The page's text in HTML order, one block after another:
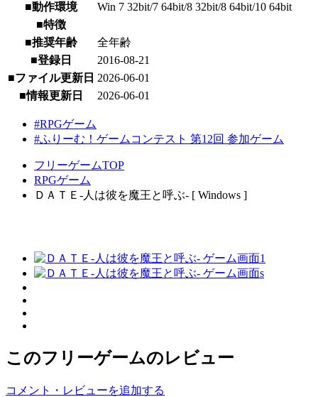
■動作環境
Win 7 32bit/7 64bit/8 32bit/8 64bit/10 64bit
■特徴
■推奨年齢
全年齢
■登録日
2016-08-21
■ファイル更新日 2026-06-01
■情報更新日
2026-06-01
#RPGゲーム
#ふりーむ！ゲームコンテスト 第12回 参加ゲーム
フリーゲームTOP
RPGゲーム
ＤＡＴＥ-人は彼を魔王と呼ぶ- [ Windows ]
このフリーゲームのレビュー
コメント・レビューを追加する